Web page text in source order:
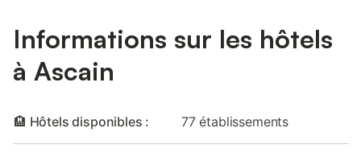
Informations sur les hôtels
à Ascain
🏨 Hôtels disponibles : 77 établissements